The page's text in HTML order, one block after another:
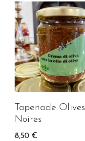
Tapenade Olives
Noires
8,50 €